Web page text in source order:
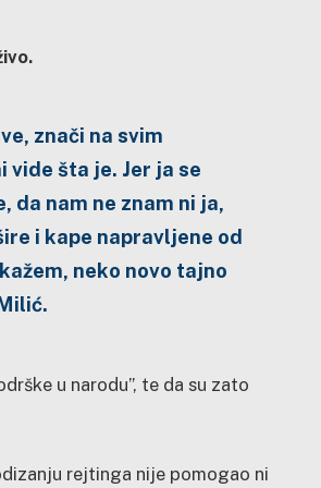
znači na svim
šta je. Jer ja se
nam ne znam ni ja,
i kape napravljene od
neko novo tajno
u narodu”, te da su zato
rejtinga nije pomogao ni